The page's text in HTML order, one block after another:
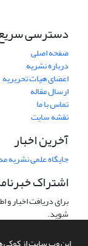
دسترسی
صفحه اصلی
درباره نشریه
اعضای هیات تحریریه
ارسال مقاله
تماس با ما
نقشه سایت
آخرین اخبار
جایگاه علمی نشریه
اشتراک
برای دریافت اخبار
شوید.